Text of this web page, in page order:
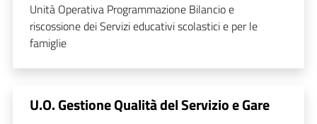
Unità Operativa Programmazione Bilancio e
riscossione dei Servizi educativi scolastici e per le
famiglie
U.O. Gestione Qualità del Servizio e Gare